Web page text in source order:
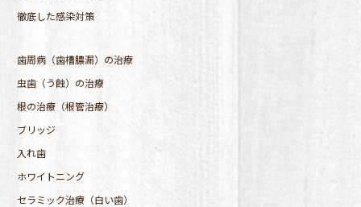
徹底した感染対策
歯周病（歯槽膿漏）の治療
虫歯（う蝕）の治療
根の治療（根管治療）
ブリッジ
入れ歯
ホワイトニング
セラミック治療（白い歯）